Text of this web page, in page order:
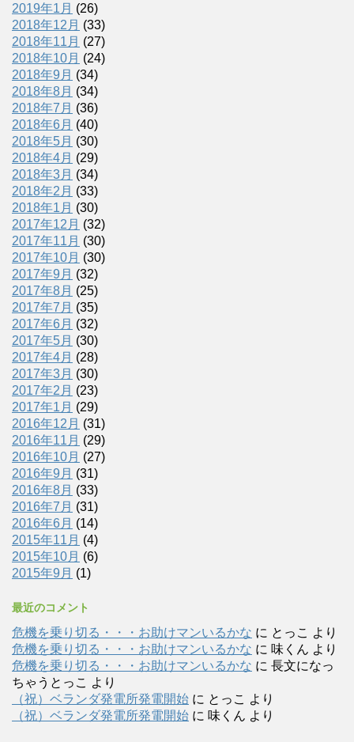
2019年1月 (26)
2018年12月 (33)
2018年11月 (27)
2018年10月 (24)
2018年9月 (34)
2018年8月 (34)
2018年7月 (36)
2018年6月 (40)
2018年5月 (30)
2018年4月 (29)
2018年3月 (34)
2018年2月 (33)
2018年1月 (30)
2017年12月 (32)
2017年11月 (30)
2017年10月 (30)
2017年9月 (32)
2017年8月 (25)
2017年7月 (35)
2017年6月 (32)
2017年5月 (30)
2017年4月 (28)
2017年3月 (30)
2017年2月 (23)
2017年1月 (29)
2016年12月 (31)
2016年11月 (29)
2016年10月 (27)
2016年9月 (31)
2016年8月 (33)
2016年7月 (31)
2016年6月 (14)
2015年11月 (4)
2015年10月 (6)
2015年9月 (1)
最近のコメント
危機を乗り切る・・・お助けマンいるかな に とっこ より
危機を乗り切る・・・お助けマンいるかな に 味くん より
危機を乗り切る・・・お助けマンいるかな に 長文になっ
ちゃうとっこ より
（祝）ベランダ発電所発電開始 に とっこ より
（祝）ベランダ発電所発電開始 に 味くん より